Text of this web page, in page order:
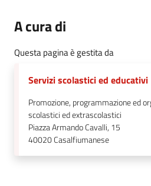
A cura di
Questa pagina è gestita da
Servizi scolastici ed educativi
Promozione, programmazione ed
scolastici ed extrascolastici
Piazza Armando Cavalli, 15
40020Casalfiumanese